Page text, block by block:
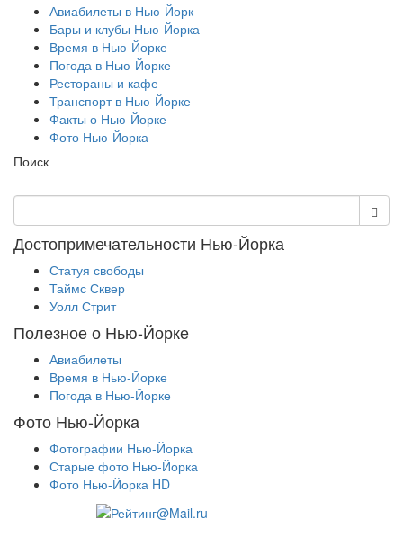
Авиабилеты в Нью-Йорк
Бары и клубы Нью-Йорка
Время в Нью-Йорке
Погода в Нью-Йорке
Рестораны и кафе
Транспорт в Нью-Йорке
Факты о Нью-Йорке
Фото Нью-Йорка
Поиск
Достопримечательности Нью-Йорка
Статуя свободы
Таймс Сквер
Уолл Стрит
Полезное о Нью-Йорке
Авиабилеты
Время в Нью-Йорке
Погода в Нью-Йорке
Фото Нью-Йорка
Фотографии Нью-Йорка
Старые фото Нью-Йорка
Фото Нью-Йорка HD